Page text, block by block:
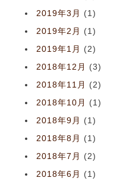
2019年3月
(1)
2019年2月
(1)
2019年1月
(2)
2018年12月
(3)
2018年11月
(2)
2018年10月
(1)
2018年9月
(1)
2018年8月
(1)
2018年7月
(2)
2018年6月
(1)